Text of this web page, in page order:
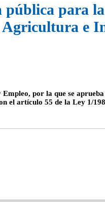
para
Agricultura e
por la que se
artículo 55 de la Ley 1/